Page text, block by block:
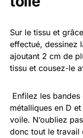
Sur le tissu et
effectué, dessinez
ajoutant 2 cm de
tissu et cousez-le
Enfilez les
métalliques en D
voile. N’oubliez
donc tout le travail